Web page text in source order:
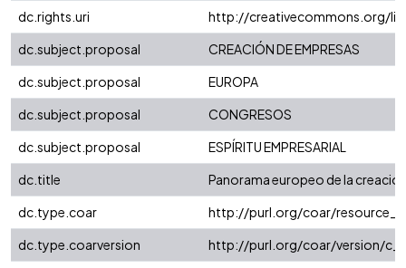
dc.rights.uri
http://creativecommons.org/
dc.subject.proposal
CREACIÓN DE EMPRESAS
dc.subject.proposal
EUROPA
dc.subject.proposal
CONGRESOS
dc.subject.proposal
ESPÍRITU EMPRESARIAL
dc.title
Panorama europeo de la
dc.type.coar
http://purl.org/coar/
dc.type.coarversion
http://purl.org/coar/version/